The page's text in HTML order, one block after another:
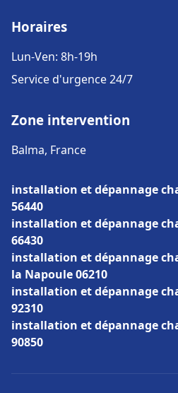
Horaires
Lun-Ven: 8h-19h
Service d'urgence 24/7
Zone intervention
Balma, France
installation et dépannage
56440
installation et dépannage
66430
installation et dépannage
la Napoule 06210
installation et dépannage
92310
installation et dépannage
90850